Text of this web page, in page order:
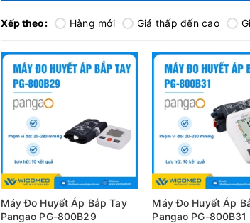
Xếp theo: Hàng mới Giá thấp đến cao
Máy Đo Huyết Áp Bắp Tay
Pangao PG-800B29
Máy Đo Huyết Áp
Pangao PG-800B31